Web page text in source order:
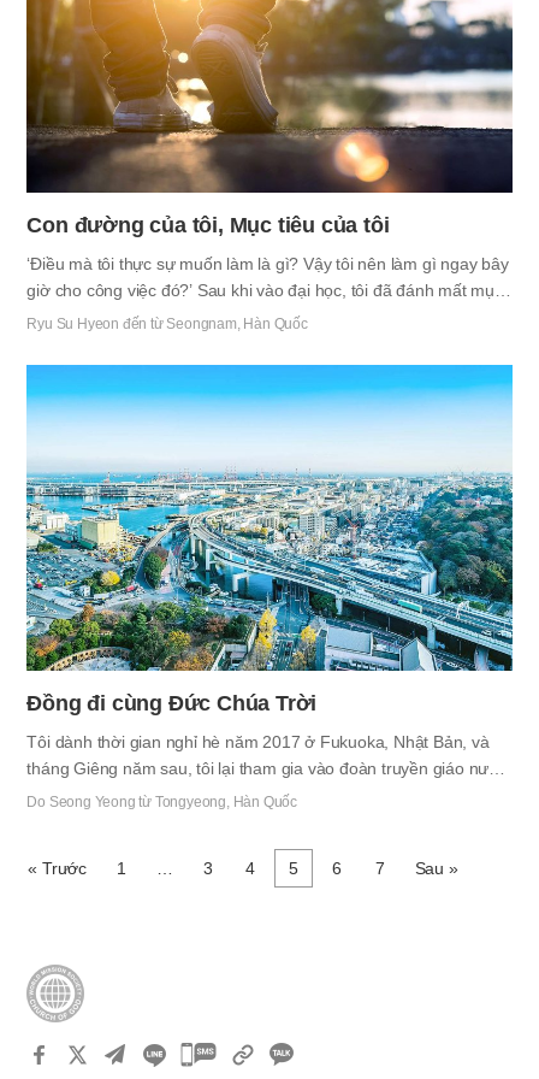
được…
Con đường của tôi, Mục tiêu của tôi
‘Điều mà tôi thực sự muốn làm là gì? Vậy tôi nên làm gì ngay bây
giờ cho công việc đó?’ Sau khi vào đại học, tôi đã đánh mất mục
tiêu và định hướng cả về xác thịt lẫn linh hồn và đi lang thang. Tôi
đó tôi đã sang Úc nơi chị gái tôi đang sống và ở đó trong hai
tháng, đó là khoảng thời gian đã trở thành bước ngoặt có một
trong đời đối với tôi. Ban đầu, tôi đã lãng phí thời gian như tôi đã
Ryu Su Hyeon đến từ Seongnam, Hàn Quốc
Đồng đi cùng Đức Chúa Trời
Tôi dành thời gian nghỉ hè năm 2017 ở Fukuoka, Nhật Bản, và
tháng Giêng năm sau, tôi lại tham gia vào đoàn truyền giáo nước
ngoài trong vòng một tháng ở Nhật. Lần này là ở Yokohama.
loại hình Tin lành nào ở Yokohama mặc dù vẫn là cùng một quốc
gia. Tuy nhiên, điều tôi cảm thấy khi đặt chân đến Yokohama đã
Do Seong Yeong từ Tongyeong, Hàn Quốc
« Trước 1 3 4 5 6 7 Sau »
카